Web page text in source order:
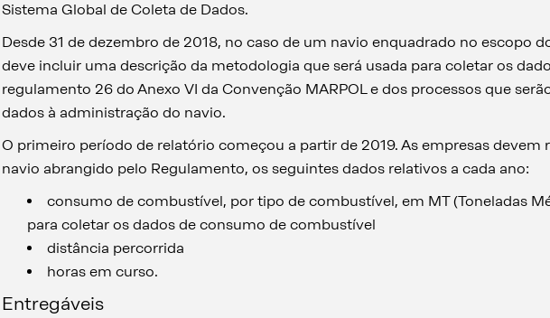
Sistema Global de Coleta de Dados.
Desde 31 de dezembro de 2018, no caso de um navio enquadrado no escopo
deve incluir uma descrição da metodologia que será usada para coletar os
regulamento 26 do Anexo VI da Convenção MARPOL e dos processos que
dados à administração do navio.
O primeiro período de relatório começou a partir de 2019. As empresas devem
navio abrangido pelo Regulamento, os seguintes dados relativos a cada ano:
consumo de combustível, por tipo de combustível, em MT (Toneladas
para coletar os dados de consumo de combustível
distância percorrida
horas em curso.
Entregáveis